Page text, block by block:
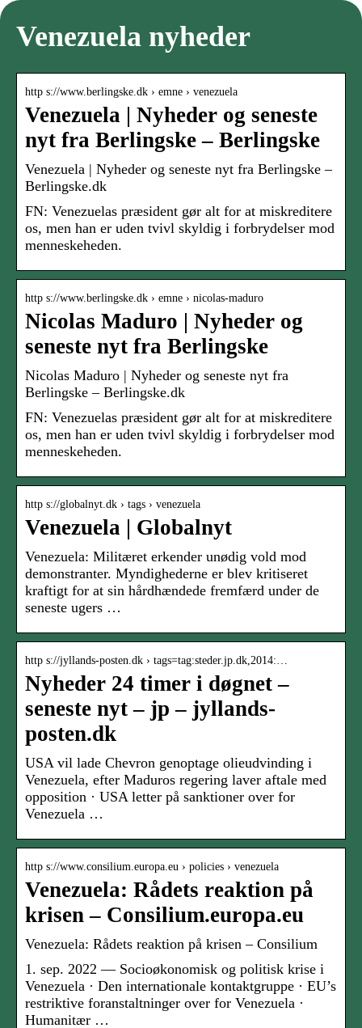
Venezuela nyheder
http s://www.berlingske.dk › emne › venezuela
Venezuela | Nyheder og seneste
nyt fra Berlingske – Berlingske
Venezuela | Nyheder og seneste nyt fra Berlingske –
Berlingske.dk
FN: Venezuelas præsident gør alt for at miskreditere
os, men han er uden tvivl skyldig i forbrydelser mod
menneskeheden.
http s://www.berlingske.dk › emne › nicolas-maduro
Nicolas Maduro | Nyheder og
seneste nyt fra Berlingske
Nicolas Maduro | Nyheder og seneste nyt fra
Berlingske – Berlingske.dk
FN: Venezuelas præsident gør alt for at miskreditere
os, men han er uden tvivl skyldig i forbrydelser mod
menneskeheden.
http s://globalnyt.dk › tags › venezuela
Venezuela | Globalnyt
Venezuela: Militæret erkender unødig vold mod
demonstranter. Myndighederne er blev kritiseret
kraftigt for at sin hårdhændede fremfærd under de
seneste ugers …
http s://jyllands-posten.dk › tags=tag:steder.jp.dk,2014:…
Nyheder 24 timer i døgnet –
seneste nyt – jp – jyllands-
posten.dk
USA vil lade Chevron genoptage olieudvinding i
Venezuela, efter Maduros regering laver aftale med
opposition · USA letter på sanktioner over for
Venezuela …
http s://www.consilium.europa.eu › policies › venezuela
Venezuela: Rådets reaktion på
krisen – Consilium.europa.eu
Venezuela: Rådets reaktion på krisen – Consilium
1. sep. 2022 — Socioøkonomisk og politisk krise i
Venezuela · Den internationale kontaktgruppe · EU’s
restriktive foranstaltninger over for Venezuela ·
Humanitær …